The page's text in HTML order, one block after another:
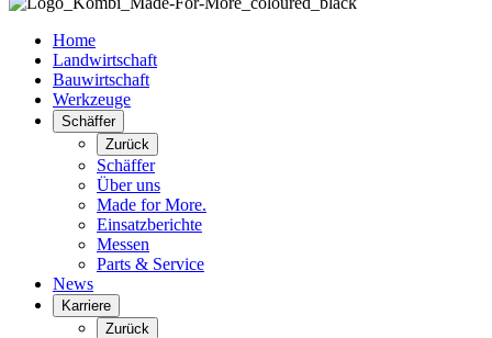
Home
Landwirtschaft
Bauwirtschaft
Werkzeuge
Schäffer
Zurück
Schäffer
Über uns
Made for More.
Einsatzberichte
Messen
Parts & Service
News
Karriere
Zurück